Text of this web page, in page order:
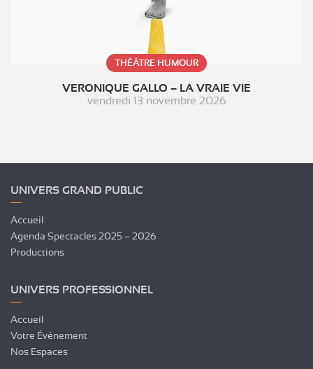
THÉÂTRE HUMOUR
VERONIQUE GALLO – LA VRAIE VIE
vendredi 13 novembre 2026
UNIVERS GRAND PUBLIC
Accueil
Agenda Spectacles 2025 – 2026
Productions
UNIVERS PROFESSIONNEL
Accueil
Votre Événement
Nos Espaces